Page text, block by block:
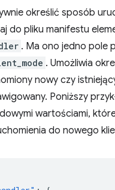
określić sposób
do pliku manifestu
. Ma ono jedno pole
. Umożliwia
nowy czy
Poniższy
wartościami,
do nowego